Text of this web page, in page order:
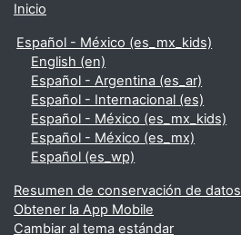
Inicio
Español - México ‎(es_mx_kids)‎
English ‎(en)‎
Español - Argentina ‎(es_ar)‎
Español - Internacional ‎(es)‎
Español - México ‎(es_mx_kids)‎
Español - México ‎(es_mx)‎
Español ‎(es_wp)‎
Resumen de conservación de datos
Obtener la App Mobile
Cambiar al tema estándar